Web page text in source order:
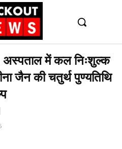
में कल निःशुल्क
जैन की चतुर्थ पुण्यतिथि